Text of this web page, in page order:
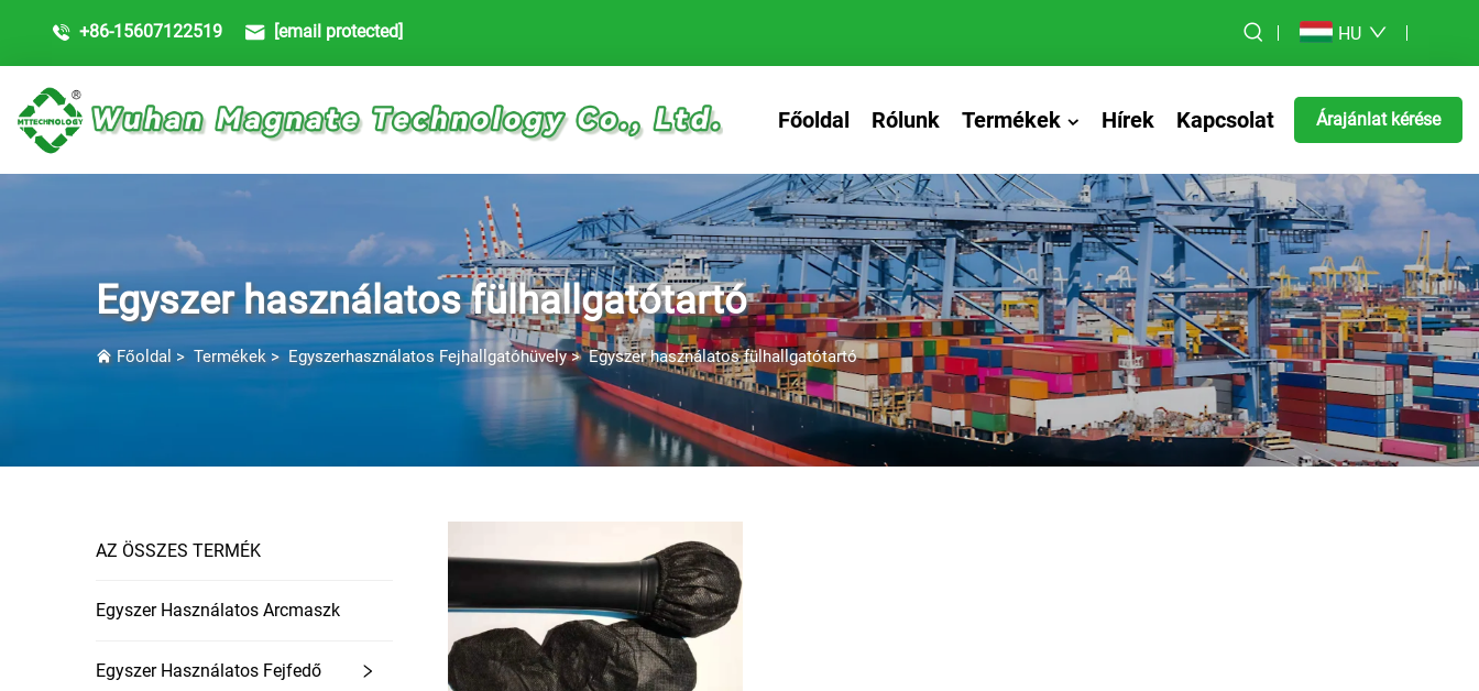
+86-15607122519 [email protected] HU
Főoldal Rólunk Termékek Hírek Kapcsolat Árajánlat kérése
Egyszer használatos fülhallgatótartó
Főoldal > Termékek> Egyszerhasználatos Fejhallgatóhüvely>Egyszer használatos fülhallgatótartó
AZ ÖSSZES TERMÉK
Egyszer Használatos Arcmaszk
Egyszer Használatos Fejfedő